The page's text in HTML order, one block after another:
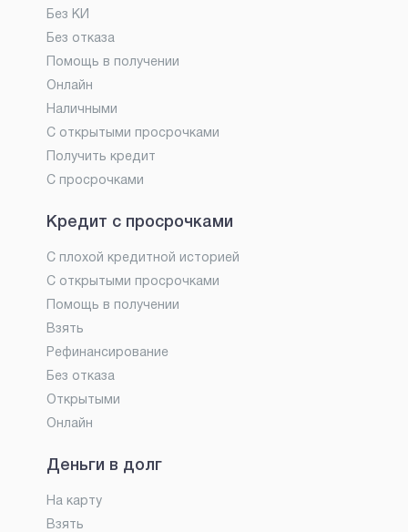
Без КИ
Без отказа
Помощь в получении
Онлайн
Наличными
С открытыми просрочками
Получить кредит
С просрочками
Кредит с просрочками
С плохой кредитной историей
С открытыми просрочками
Помощь в получении
Взять
Рефинансирование
Без отказа
Открытыми
Онлайн
Деньги в долг
На карту
Взять